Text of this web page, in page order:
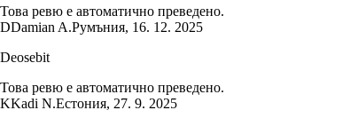
Това ревю е автоматично преведено.
DDamian A.Румъния, 16. 12. 2025
Deosebit
Това ревю е автоматично преведено.
KKadi N.Естония, 27. 9. 2025